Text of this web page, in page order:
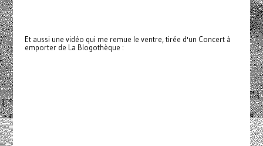
Et aussi une vidéo qui me remue le ventre, tirée d'un Concert à
emporter de La Blogothèque :